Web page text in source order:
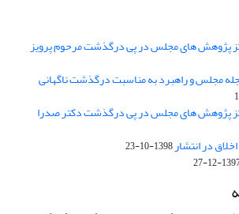
پژوهش های مجلس در پی درگذشت مرحوم پرویز
مجلس و راهبرد به مناسبت درگذشت ناگهانی
پژوهش های مجلس در پی درگذشت دکتر صدرا
در انتشار1398-10-23
1397-